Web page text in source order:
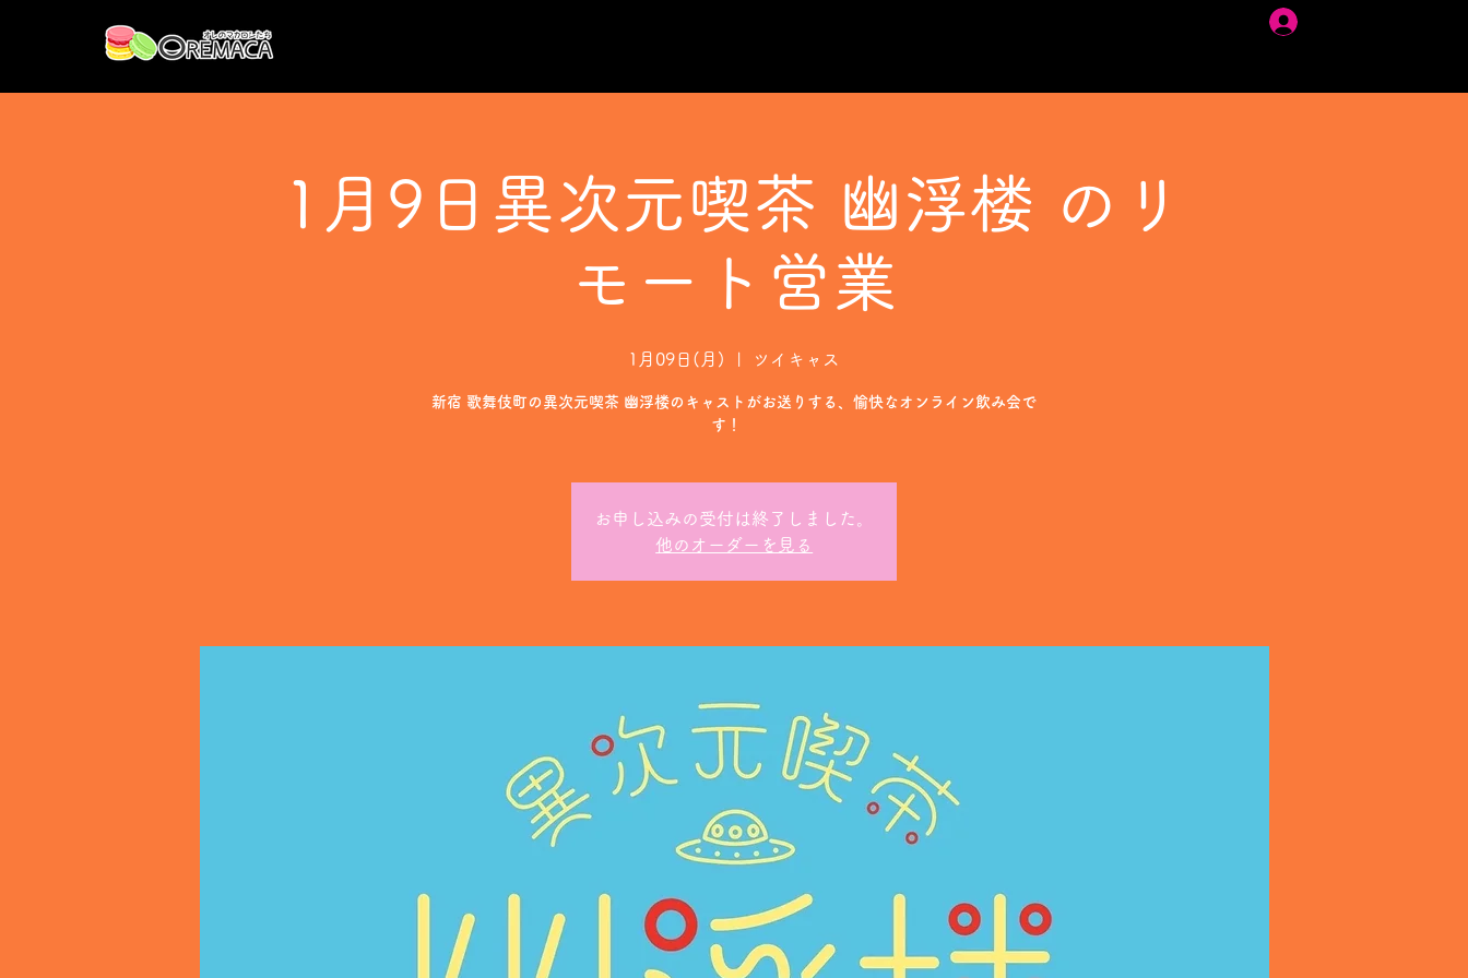
1月9日異次元喫茶 幽浮楼 のリ
モート営業
1月09日(月) ツイキャス
新宿 歌舞伎町の異次元喫茶 幽浮楼のキャストがお送りする、愉快なオンライン飲み会で
す！
お申し込みの受付は終了しました。
他のオーダーを見る